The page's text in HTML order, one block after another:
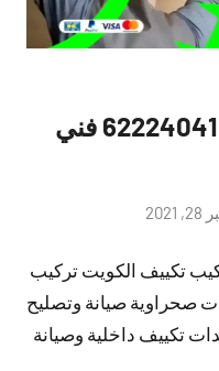
رقم فني تكييف الكويت 62224041 فني
تعليقات
تكييف الكويت تركيب
صحراوية صيانة وتصليح
تكييف داخلية وصيانة